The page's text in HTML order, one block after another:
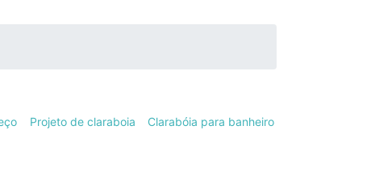
Projeto de claraboia Clarabóia para banheiro